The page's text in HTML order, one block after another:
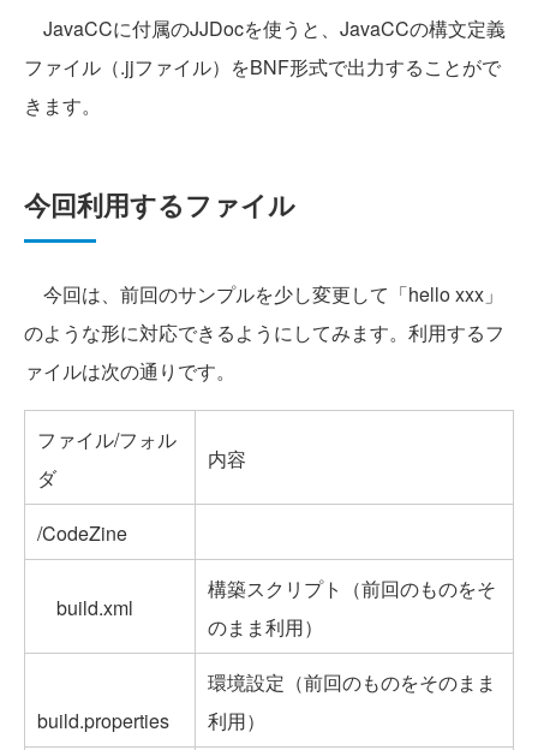
JavaCCに付属のJJDocを使うと、JavaCCの構文定義
ファイル（.jjファイル）をBNF形式で出力することがで
きます。
今回利用するファイル
今回は、前回のサンプルを少し変更して「hello xxx」
のような形に対応できるようにしてみます。利用するフ
ァイルは次の通りです。
ファイル/フォル
ダ
内容
/CodeZine
build.xml
構築スクリプト（前回のものをそ
のまま利用）
build.properties
環境設定（前回のものをそのまま
利用）